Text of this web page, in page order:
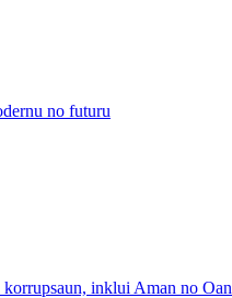
no futuru
korrupsaun, inklui Aman no Oan